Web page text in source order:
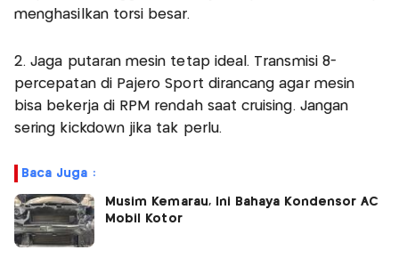
menghasilkan torsi besar.
2. Jaga putaran mesin tetap ideal. Transmisi 8-
percepatan di Pajero Sport dirancang agar mesin
bisa bekerja di RPM rendah saat cruising. Jangan
sering kickdown jika tak perlu.
Baca Juga :
Musim Kemarau, Ini Bahaya Kondensor AC
Mobil Kotor